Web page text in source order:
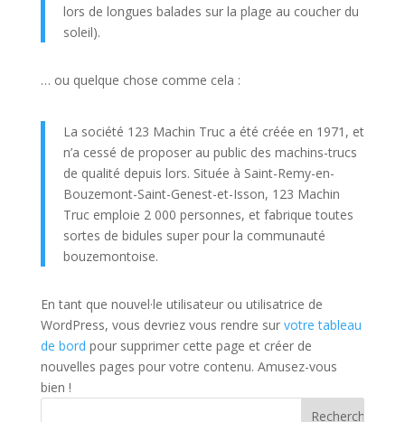
lors de longues balades sur la plage au coucher du
soleil).
… ou quelque chose comme cela :
La société 123 Machin Truc a été créée en 1971, et
n’a cessé de proposer au public des machins-trucs
de qualité depuis lors. Située à Saint-Remy-en-
Bouzemont-Saint-Genest-et-Isson, 123 Machin
Truc emploie 2 000 personnes, et fabrique toutes
sortes de bidules super pour la communauté
bouzemontoise.
En tant que nouvel·le utilisateur ou utilisatrice de
WordPress, vous devriez vous rendre sur votre tableau
de bord pour supprimer cette page et créer de
nouvelles pages pour votre contenu. Amusez-vous
bien !